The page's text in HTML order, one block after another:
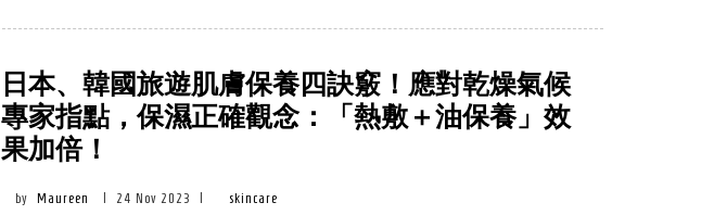
日本、韓國旅遊肌膚保養四訣竅！應對乾燥氣候
專家指點，保濕正確觀念：「熱敷＋油保養」效
果加倍！
by Maureen 24 Nov 2023 skincare